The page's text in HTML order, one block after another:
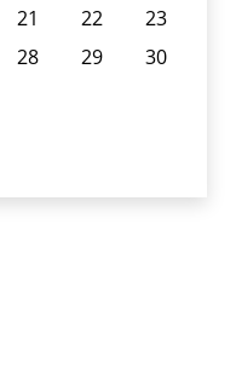
21 22
23
28 29
30